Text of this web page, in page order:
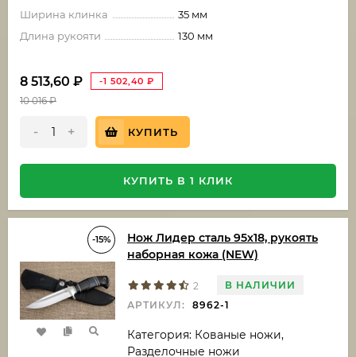
Ширина клинка
35 мм
Длина рукояти
130 мм
8 513,60 ₽ -1 502,40 ₽
10 016₽
- + КУПИТЬ
КУПИТЬ В 1 КЛИК
-15%
Нож Лидер сталь 95х18, рукоять
наборная кожа (NEW)
2
В НАЛИЧИИ
АРТИКУЛ:
8962-1
Категория: Кованые ножи,
Разделочные ножи